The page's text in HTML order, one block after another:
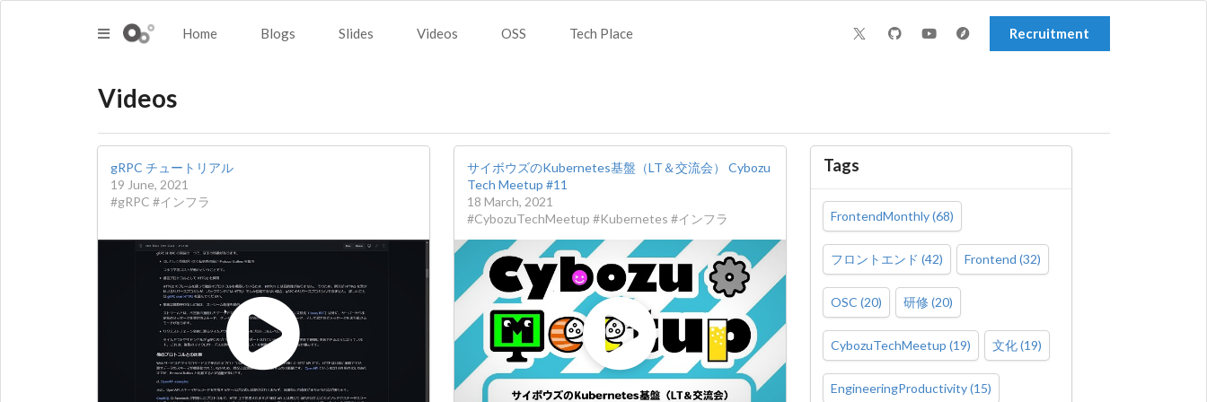
Home Blogs Slides Videos OSS Tech Place Recruitment
Videos
gRPC チュートリアル
19 June, 2021
#gRPC #インフラ
サイボウズのKubernetes基盤（LT＆交流会） Cybozu
Tech Meetup #11
18 March, 2021
#CybozuTechMeetup #Kubernetes #インフラ
Tags
FrontendMonthly(68)
フロントエンド (42) Frontend (32)
OSC (20) 研修 (20)
CybozuTechMeetup (19) 文化(19)
EngineeringProductivity(15)